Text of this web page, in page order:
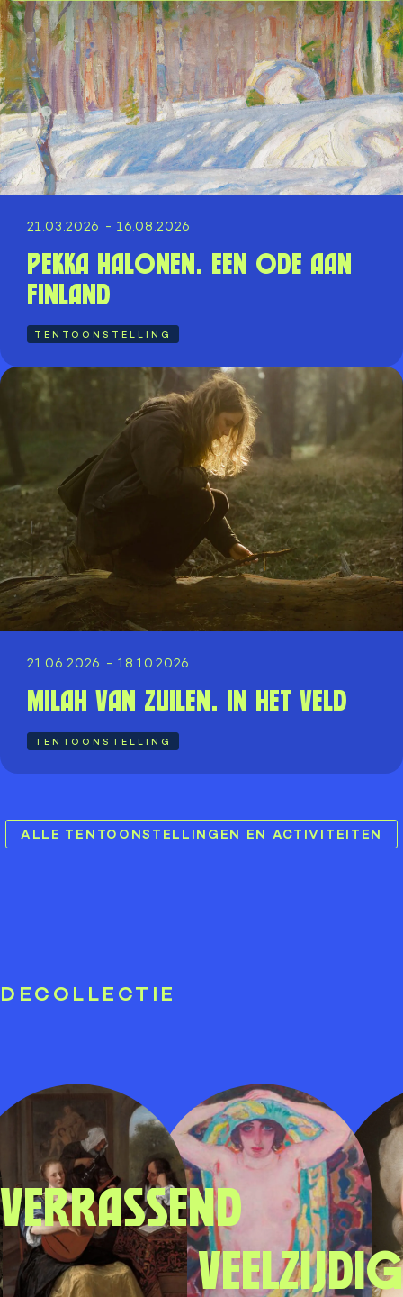
21.03.2026 - 16.08.2026
Pekka Halonen. Een ode aan
Finland
TENTOONSTELLING
21.06.2026 - 18.10.2026
Milah van Zuilen. In het veld
TENTOONSTELLING
ALLE TENTOONSTELLINGEN EN ACTIVITEITEN
DECOLLECTIE
Verrassend
veelzijdig